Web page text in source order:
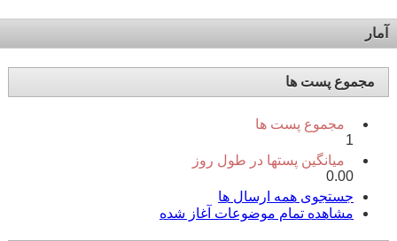
آمار
مجموع پست ها
مجموع پست ها
1
میانگین پستها در طول روز
0.00
جستجوی همه ارسال ها
مشاهده تمام موضوعات آغاز شده